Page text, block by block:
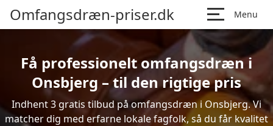
Omfangsdræn-priser.dk Menu
Få professionelt omfangsdræn i
Onsbjerg – til den rigtige pris
Indhent 3 gratis tilbud på omfangsdræn i Onsbjerg. Vi
matcher dig med erfarne lokale fagfolk, så du får kvalitet